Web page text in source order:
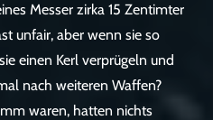
Messer zirka 15 Zentimter
unfair, aber wenn sie so
einen Kerl verprügeln und
nach weiteren Waffen?
waren, hatten nichts